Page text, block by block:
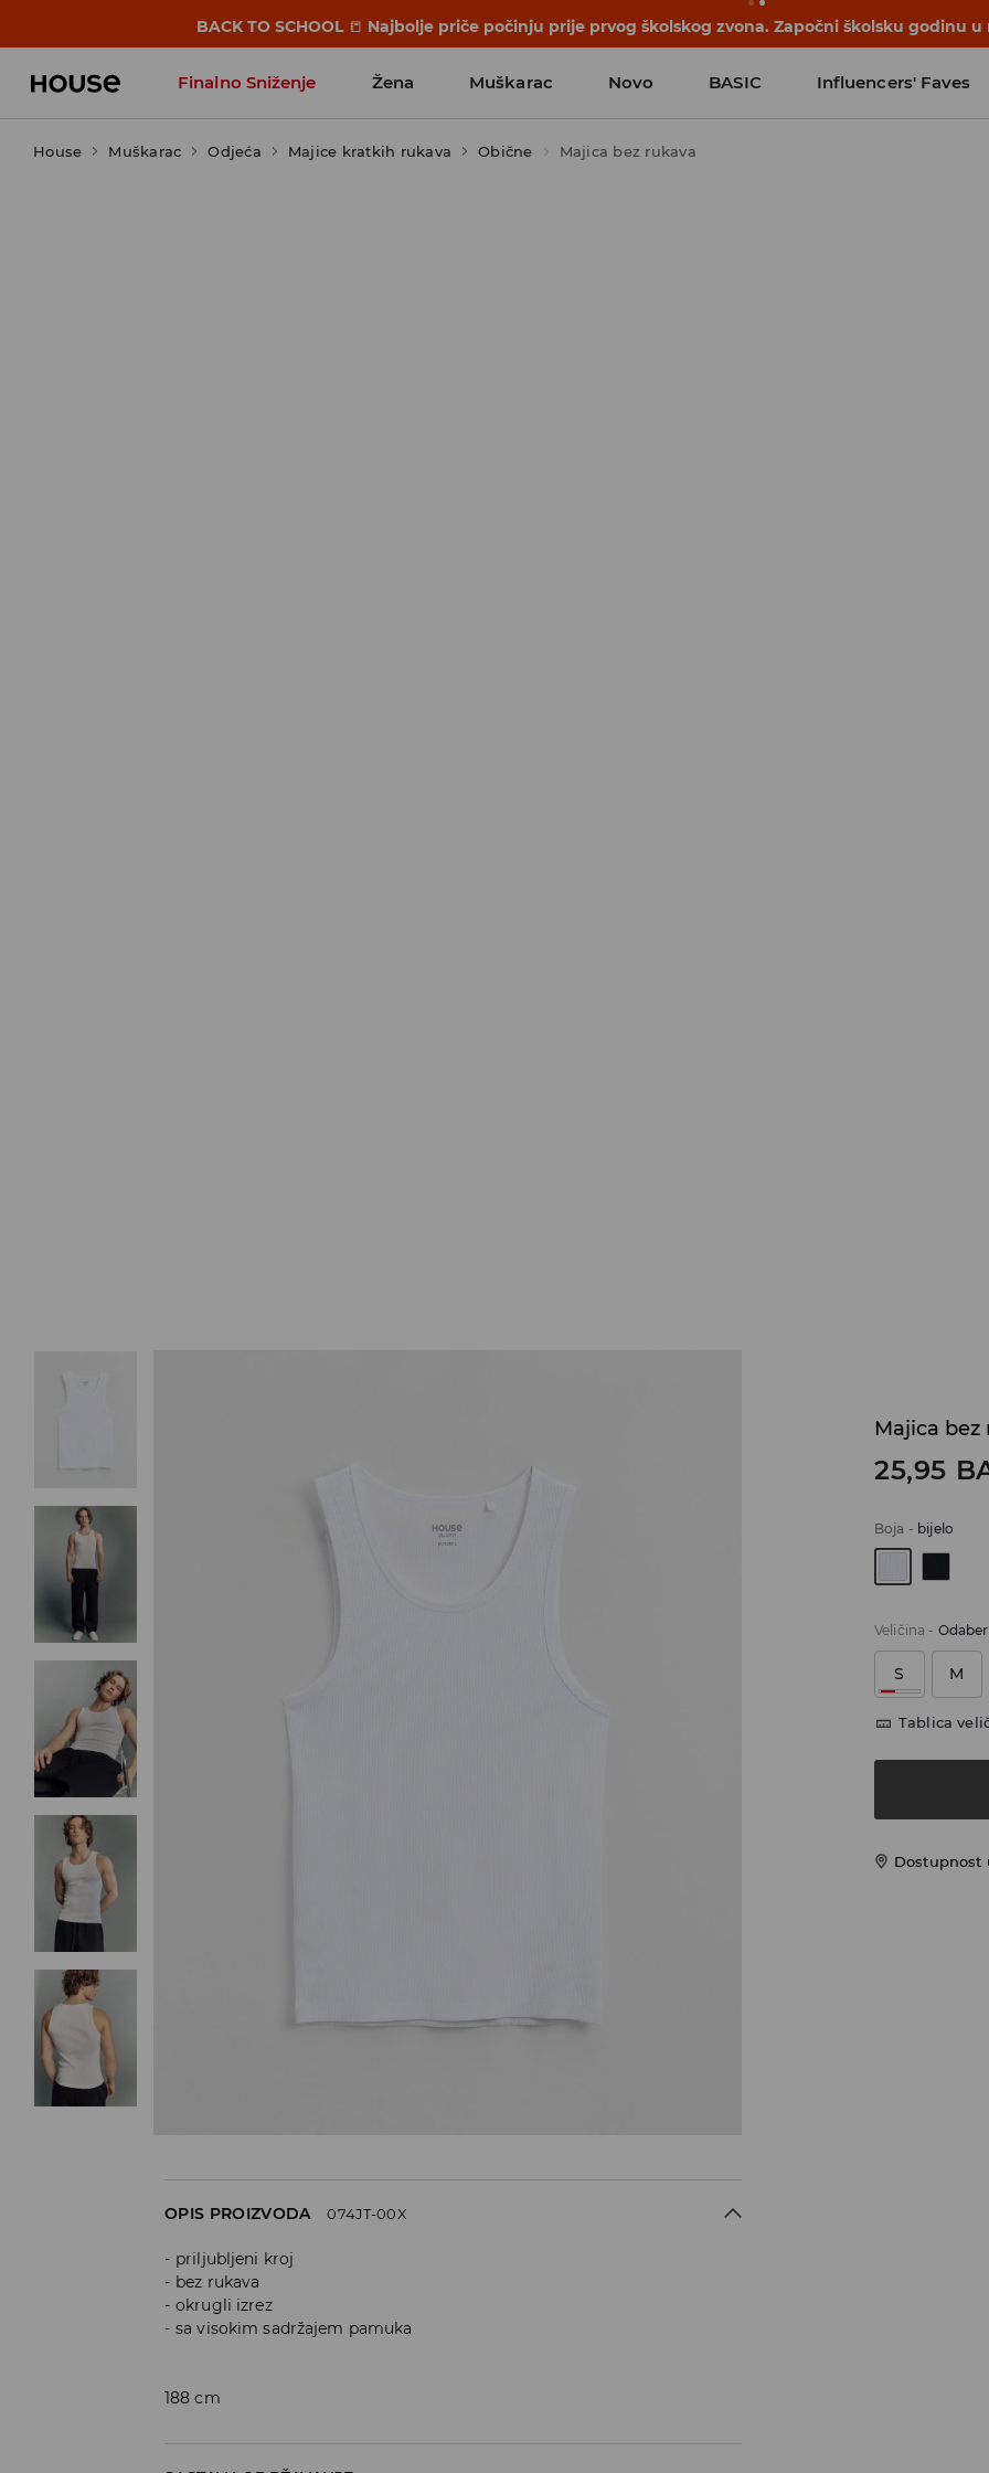
BACK TO SCHOOL 📒 Najbolje priče počinju prije prvog školskog zvona. Započni školsku godinu
Finalno Sniženje Žena Muškarac Novo BASIC Influencers' Faves
House Muškarac Odjeća Majice kratkih rukava Obične Majica bez rukava
Majica bez
25,95
Boja - bijelo
Veličina -
S M
Tablica
Dostupnost
OPIS PROIZVODA 074JT-00X
priljubljeni kroj
bez rukava
okrugli izrez
sa visokim sadržajem pamuka
188 cm